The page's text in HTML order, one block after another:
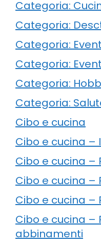
Categoria:
Categoria:
Categoria:
Categoria:
Categoria:
Categoria:
Cibo e cucina
Cibo e cucina –
Cibo e cucina –
Cibo e cucina –
Cibo e cucina
Cibo e cucina –
abbinamenti